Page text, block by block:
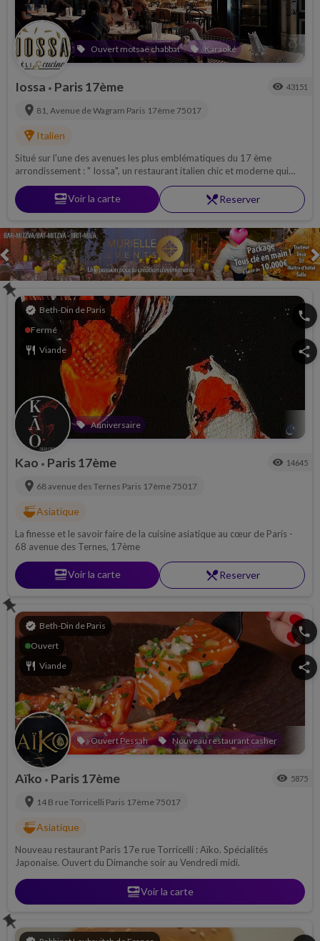
local_offer Ouvert motsae chabbat local_offer Karaoké
Iossa • Paris 17ème visibility 43151
location_on 81, Avenue de Wagram Paris 17ème 75017
local_pizzaItalien
Situé sur l'une des avenues les plus emblématiques du 17 ème
arrondissement : " Iossa", un restaurant italien chic et moderne qui
propose des entrées fabuleuses, des plats copieux et des desserts
moelleux !set_mealVoir la carte restaurant_menuReserver
Previous
verified Beth-Din de Paris
Fermé
restaurant Viande
local_offer Anniversaire
phone
share
Kao • Paris 17ème visibility 14645
location_on 68 avenue des Ternes Paris 17ème 75017
ramen_diningAsiatique
La finesse et le savoir faire de la cuisine asiatique au cœur de Paris -
68 avenue des Ternes, 17ème
set_mealVoir la carte restaurant_menuReserver
verified Beth-Din de Paris
Ouvert
restaurant Viande
local_offer Ouvert Pessah local_offer Nouveau restaurant casher
phone
share
Aïko • Paris 17ème visibility 5875
location_on 14 B rue Torricelli Paris 17ème 75017
ramen_diningAsiatique
Nouveau restaurant Paris 17e rue Torricelli : Aïko. Spécialités
Japonaise. Ouvert du Dimanche soir au Vendredi midi.
set_mealVoir la carte